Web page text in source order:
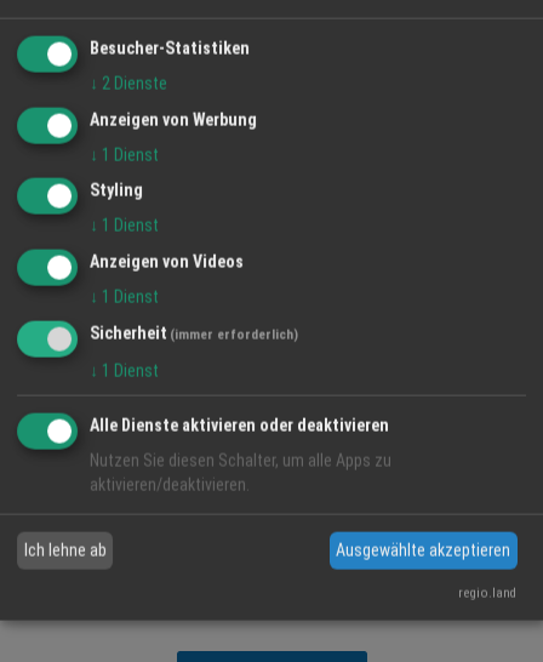
Biohof Weyer: Tradition, Vielfalt und Qualität aus
nachhaltiger Landwirtschaft
Biohof
Besucher-Statistiken
↓ 2 Dienste
Anzeigen von Werbung
↓ 1 Dienst
Styling
↓ 1 Dienst
Anzeigen von Videos
↓ 1 Dienst
Sicherheit (immer erforderlich)
↓ 1 Dienst
Alle Dienste aktivieren oder deaktivieren
Nutzen Sie diesen Schalter, um alle Apps zu
aktivieren/deaktivieren.
Ich lehne ab Ausgewählte akzeptieren
regio.land